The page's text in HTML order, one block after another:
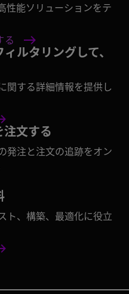
性能ソリューションをテ
る
ルタリングして、
関する詳細情報を提供し
注文する
発注と注文の追跡をオン
ト、構築、最適化に役立